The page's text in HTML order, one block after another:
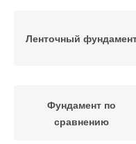
Ленточный
Фундамент по
сравнению